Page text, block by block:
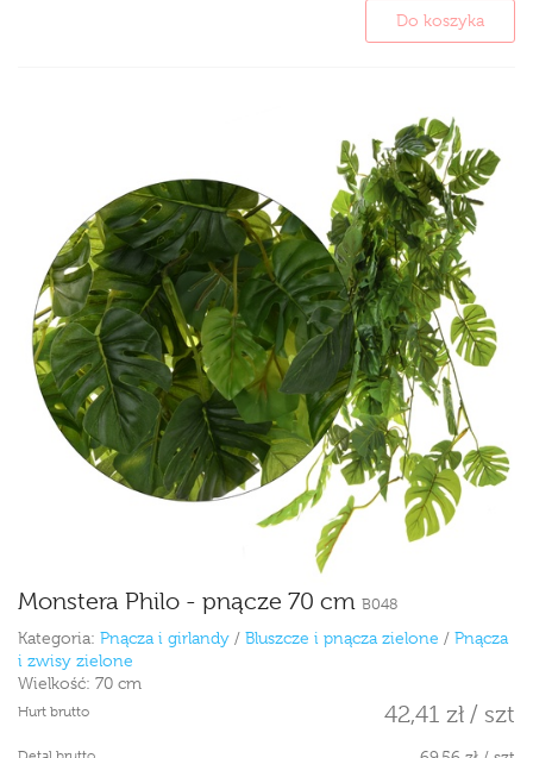
Do koszyka
Monstera Philo - pnącze 70 cm B048
Kategoria: Pnącza i girlandy / Bluszcze i pnącza zielone / Pnącza
i zwisy zielone
Wielkość: 70 cm
Hurt brutto 42,41 zł / szt